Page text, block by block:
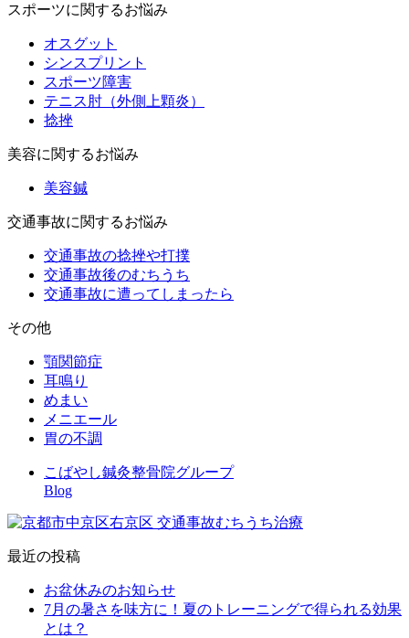
スポーツに関するお悩み
オスグット
シンスプリント
スポーツ障害
テニス肘（外側上顆炎）
捻挫
美容に関するお悩み
美容鍼
交通事故に関するお悩み
交通事故の捻挫や打撲
交通事故後のむちうち
交通事故に遭ってしまったら
その他
顎関節症
耳鳴り
めまい
メニエール
胃の不調
こばやし鍼灸整骨院グループ
Blog
最近の投稿
お盆休みのお知らせ
7月の暑さを味方に！夏のトレーニングで得られる効果
とは？